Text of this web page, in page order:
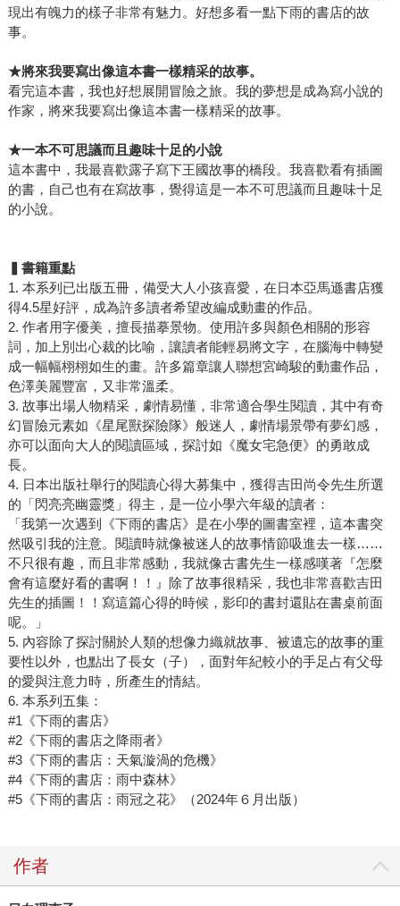
現出有魄力的樣子非常有魅力。好想多看一點下雨的書店的故
事。
★將來我要寫出像這本書一樣精采的故事。
看完這本書，我也好想展開冒險之旅。我的夢想是成為寫小說的
作家，將來我要寫出像這本書一樣精采的故事。
★一本不可思議而且趣味十足的小說
這本書中，我最喜歡露子寫下王國故事的橋段。我喜歡看有插圖
的書，自己也有在寫故事，覺得這是一本不可思議而且趣味十足
的小說。
▍書籍重點
1. 本系列已出版五冊，備受大人小孩喜愛，在日本亞馬遜書店獲
得4.5星好評，成為許多讀者希望改編成動畫的作品。
2. 作者用字優美，擅長描摹景物。使用許多與顏色相關的形容
詞，加上別出心裁的比喻，讓讀者能輕易將文字，在腦海中轉變
成一幅幅栩栩如生的畫。許多篇章讓人聯想宮崎駿的動畫作品，
色澤美麗豐富，又非常溫柔。
3. 故事出場人物精采，劇情易懂，非常適合學生閱讀，其中有奇
幻冒險元素如《星尾獸探險隊》般迷人，劇情場景帶有夢幻感，
亦可以面向大人的閱讀區域，探討如《魔女宅急便》的勇敢成
長。
4. 日本出版社舉行的閱讀心得大募集中，獲得吉田尚令先生所選
的「閃亮亮幽靈獎」得主，是一位小學六年級的讀者：
「我第一次遇到《下雨的書店》是在小學的圖書室裡，這本書突
然吸引我的注意。閱讀時就像被迷人的故事情節吸進去一樣……
不只很有趣，而且非常感動，我就像古書先生一樣感嘆著『怎麼
會有這麼好看的書啊！！』除了故事很精采，我也非常喜歡吉田
先生的插圖！！寫這篇心得的時候，影印的書封還貼在書桌前面
呢。」
5. 內容除了探討關於人類的想像力織就故事、被遺忘的故事的重
要性以外，也點出了長女（子），面對年紀較小的手足占有父母
的愛與注意力時，所產生的情結。
6. 本系列五集：
#1《下雨的書店》
#2《下雨的書店之降雨者》
#3《下雨的書店：天氣漩渦的危機》
#4《下雨的書店：雨中森林》
#5《下雨的書店：雨冠之花》（2024年６月出版）
作者